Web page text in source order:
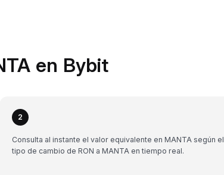
en Bybit
2
Consulta al instante el valor equivalente en MANTA según el
tipo de cambio de RON a MANTA en tiempo real.